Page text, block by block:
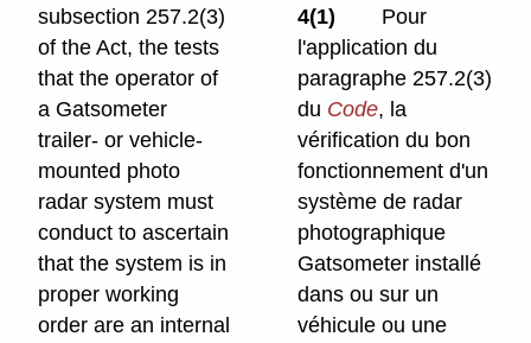
subsection 257.2(3)
of the Act, the tests
that the operator of
a Gatsometer
trailer- or vehicle-
mounted photo
radar system must
conduct to ascertain
that the system is in
proper working
order are an internal
4(1)
Pour
l'application du
paragraphe 257.2(3)
du Code, la
vérification du bon
fonctionnement d'un
système de radar
photographique
Gatsometer installé
dans ou sur un
véhicule ou une